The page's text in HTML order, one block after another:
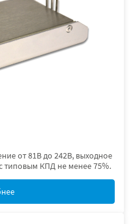
от 81В до 242В, выходное
типовым КПД не менее 75%.